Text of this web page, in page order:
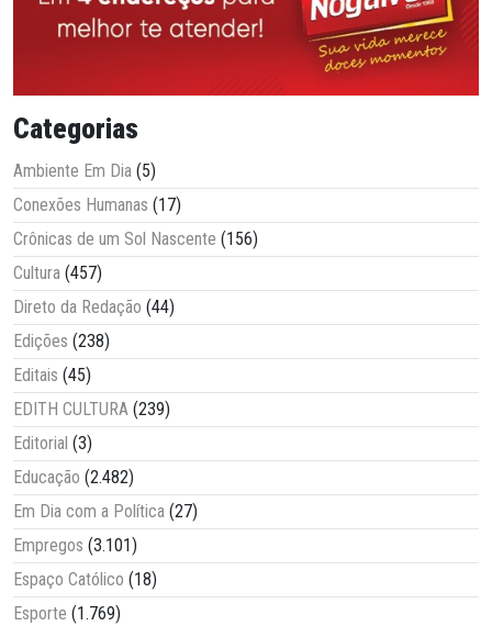
Categorias
Ambiente Em Dia (5)
Conexões Humanas (17)
Crônicas de um Sol Nascente (156)
Cultura (457)
Direto da Redação (44)
Edições (238)
Editais (45)
EDITH CULTURA (239)
Editorial (3)
Educação (2.482)
Em Dia com a Política (27)
Empregos (3.101)
Espaço Católico (18)
Esporte (1.769)